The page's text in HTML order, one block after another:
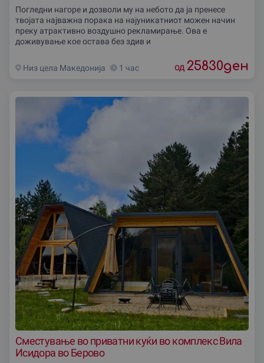
Погледни нагоре и дозволи му на небото да ја пренесе
твојата најважна порака на најуникатниот можен начин
преку атрактивно воздушно рекламирање. Ова е
доживување кое остава без здив и
Низ цела Македониjа 1 час од 25830ден
Сместување во приватни куќи во комплекс Вила
Исидора во Берово